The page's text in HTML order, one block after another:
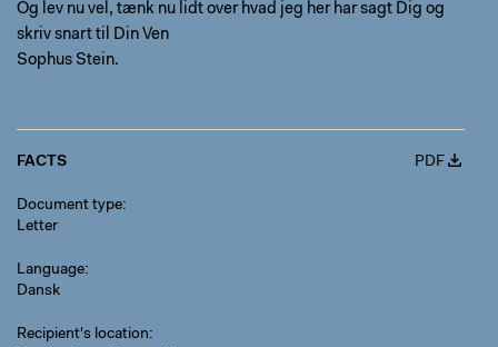
Og lev nu vel, tænk nu lidt over hvad jeg her har sagt Dig og
skriv snart til Din Ven
Sophus Stein.
FACTS PDF
Document type
Letter
Language
Dansk
Recipient's location